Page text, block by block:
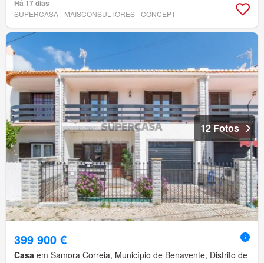
Há 17 dias
SUPERCASA - MAISCONSULTORES - CONCEPT
12 Fotos
399 900 €
Casa em Samora Correia, Município de Benavente, Distrito de